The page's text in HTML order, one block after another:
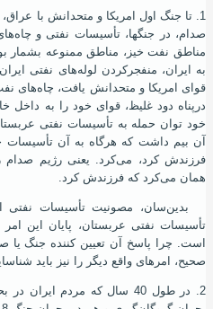
1. تا جنگ اول امریکا و متحدانش با
صدام، در جنگها، تأسیسات نفتی و
مناطق نفت خیز، مناطق ممنوعه بشمار
به ایران، منفجرکردن لوله‌های نفتی
قوای امریکا و متحدانش یافت،
درپناه دود غلیظ، قوای خود را به
خود توان حمله به تأسیسات نفتی
آن بیم داشت که هرگاه به آن تأسیسات
فرزندش کرد، می‌کرد. یعنی رﮊیم صدام
همان می‌کرد که فرزندش کرد.
بدین‌سان، مصونیت تأسیسات نفتی
تأسیسات نفتی عربستان، پایان این
است. چرا پاسخ آن تعیین کننده جنگ یا
صحیح، امرهای واقع دیگر را نیز باید
2. در طول 40 سال که مردم